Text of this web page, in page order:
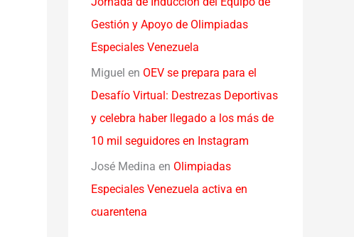
Gestión y Apoyo de Olimpiadas
Especiales Venezuela
Miguel en OEV se prepara para el
Desafío Virtual: Destrezas Deportivas
y celebra haber llegado a los más de
10 mil seguidores en Instagram
José Medina en Olimpiadas
Especiales Venezuela activa en
cuarentena